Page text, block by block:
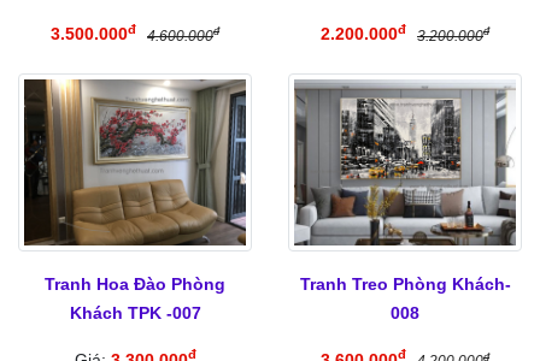
3.500.000đ 4.600.000đ 2.200.000đ 3.200.000đ
Tranh Hoa Đào Phòng
Khách TPK -007
đ
Tranh Treo Phòng Khách-
008
đ đ